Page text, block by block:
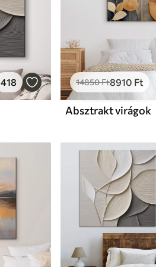
418 14850Ft8910 Ft
Absztrakt virágok